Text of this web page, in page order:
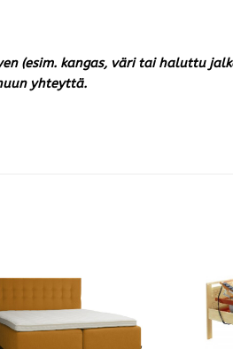
(esim. kangas, väri tai haluttu
yhteyttä.